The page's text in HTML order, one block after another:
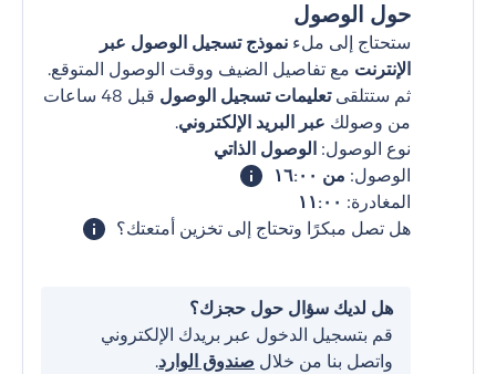
حول الوصول
ستحتاج إلى ملء نموذج تسجيل الوصول عبر
الإنترنت مع تفاصيل الضيف ووقت الوصول المتوقع.
ثم ستتلقىتعليمات تسجيل الوصول
قبل 48 ساعات
من وصولك عبر البريد الإلكتروني.
نوع الوصول: الوصول الذاتي
الوصول: من ١٦:٠٠
المغادرة: ١١:٠٠
هل تصل مبكرًا وتحتاج إلى تخزين أمتعتك؟
هل لديك سؤال حول حجزك؟
قم بتسجيل الدخول عبر بريدك الإلكتروني
واتصل بنا من خلال صندوق الوارد.